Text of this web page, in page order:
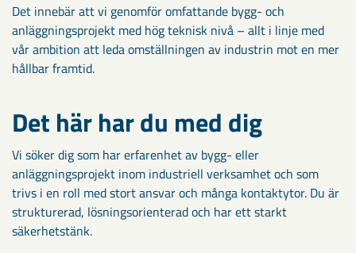
Det innebär att vi genomför omfattande bygg- och
anläggningsprojekt med hög teknisk nivå – allt i linje med
vår ambition att leda omställningen av industrin mot en mer
hållbar framtid.
Det här har du med dig
Vi söker dig som har erfarenhet av bygg- eller
anläggningsprojekt inom industriell verksamhet och som
trivs i en roll med stort ansvar och många kontaktytor. Du är
strukturerad, lösningsorienterad och har ett starkt
säkerhetstänk.